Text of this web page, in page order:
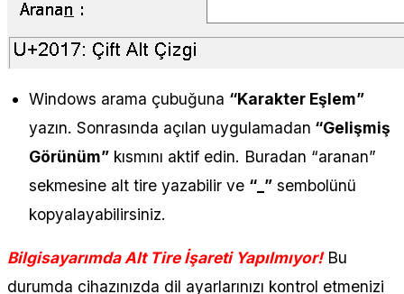
Windows arama çubuğuna “Karakter Eşlem”
yazın. Sonrasında açılan uygulamadan “Gelişmiş
Görünüm” kısmını aktif edin. Buradan “aranan”
sekmesine alt tire yazabilir ve “_” sembolünü
kopyalayabilirsiniz.
Bilgisayarımda Alt Tire İşareti Yapılmıyor!Bu
durumda cihazınızda dil ayarlarınızı kontrol etmenizi